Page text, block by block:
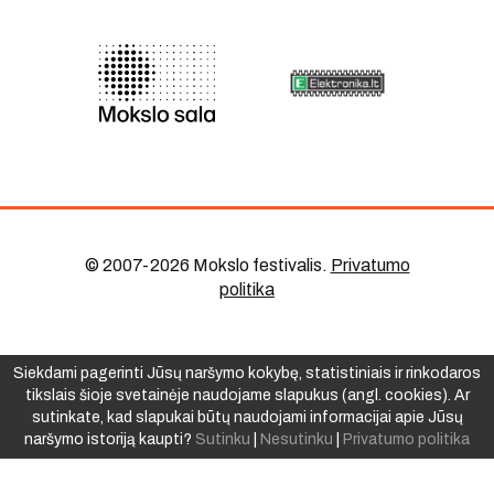
© 2007-2026 Mokslo festivalis. Privatumo
politika
Siekdami pagerinti Jūsų naršymo kokybę, statistiniais ir rinkodaros
tikslais šioje svetainėje naudojame slapukus (angl. cookies). Ar
sutinkate, kad slapukai būtų naudojami informacijai apie Jūsų
naršymo istoriją kaupti? Sutinku Nesutinku Privatumo politika